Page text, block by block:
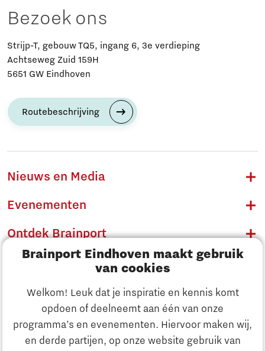
Brainport Eindhoven maakt gebruik
van cookies
Welkom! Leuk dat je inspiratie en kennis komt
opdoen of deelneemt aan één van onze
programma’s en evenementen. Hiervoor maken wij,
en derde partijen, op onze website gebruik van
Ontdek Brainport
Bezoek ons
Strijp-T, gebouw TQ5, ingang 6, 3e verdieping
Achtseweg Zuid 159H
5651 GW Eindhoven
Routebeschrijving
Nieuws en Media
Evenementen
Ontdek Brainport
Innovatie
Ondernemen
Onderwijs
Maatschappelijk